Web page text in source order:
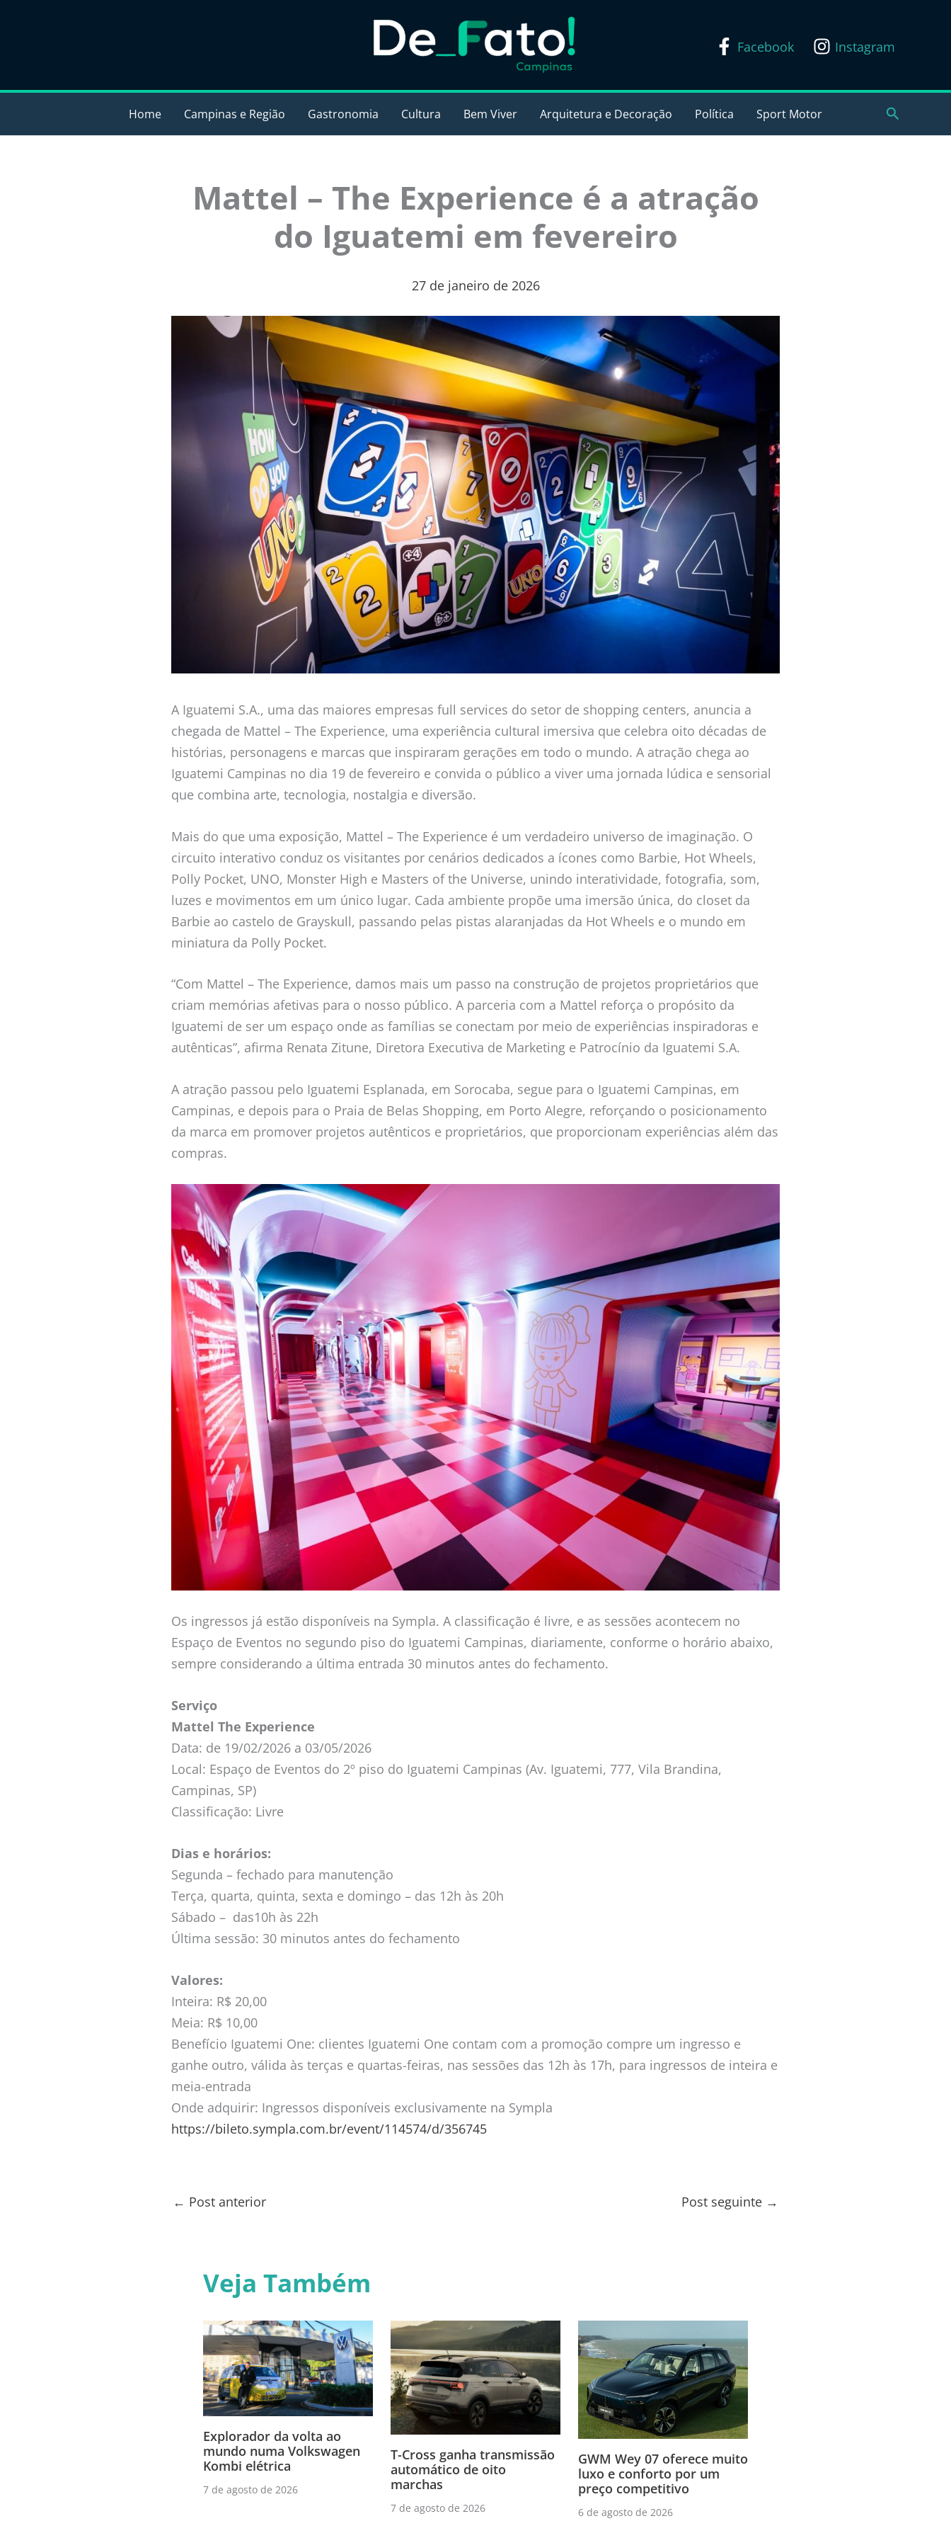
Facebook Instagram
Home Campinas e Região Gastronomia Cultura Bem Viver Arquitetura e Decoração Política Sport Motor Pesquisar
Mattel – The Experience é a atração
do Iguatemi em fevereiro
27 de janeiro de 2026
A Iguatemi S.A., uma das maiores empresas full services do setor de shopping centers, anuncia a
chegada de Mattel – The Experience, uma experiência cultural imersiva que celebra oito décadas de
histórias, personagens e marcas que inspiraram gerações em todo o mundo. A atração chega ao
Iguatemi Campinas no dia 19 de fevereiro e convida o público a viver uma jornada lúdica e sensorial
que combina arte, tecnologia, nostalgia e diversão.
Mais do que uma exposição, Mattel – The Experience é um verdadeiro universo de imaginação. O
circuito interativo conduz os visitantes por cenários dedicados a ícones como Barbie, Hot Wheels,
Polly Pocket, UNO, Monster High e Masters of the Universe, unindo interatividade, fotografia, som,
luzes e movimentos em um único lugar. Cada ambiente propõe uma imersão única, do closet da
Barbie ao castelo de Grayskull, passando pelas pistas alaranjadas da Hot Wheels e o mundo em
miniatura da Polly Pocket.
“Com Mattel – The Experience, damos mais um passo na construção de projetos proprietários que
criam memórias afetivas para o nosso público. A parceria com a Mattel reforça o propósito da
Iguatemi de ser um espaço onde as famílias se conectam por meio de experiências inspiradoras e
autênticas”, afirma Renata Zitune, Diretora Executiva de Marketing e Patrocínio da Iguatemi S.A.
A atração passou pelo Iguatemi Esplanada, em Sorocaba, segue para o Iguatemi Campinas, em
Campinas, e depois para o Praia de Belas Shopping, em Porto Alegre, reforçando o posicionamento
da marca em promover projetos autênticos e proprietários, que proporcionam experiências além das
compras.
Os ingressos já estão disponíveis na Sympla. A classificação é livre, e as sessões acontecem no
Espaço de Eventos no segundo piso do Iguatemi Campinas, diariamente, conforme o horário abaixo,
sempre considerando a última entrada 30 minutos antes do fechamento.
Serviço
Mattel The Experience
Data: de 19/02/2026 a 03/05/2026
Local: Espaço de Eventos do 2º piso do Iguatemi Campinas (Av. Iguatemi, 777, Vila Brandina,
Campinas, SP)
Classificação: Livre
Dias e horários:
Segunda – fechado para manutenção
Terça, quarta, quinta, sexta e domingo – das 12h às 20h
Sábado – das10h às 22h
Última sessão: 30 minutos antes do fechamento
Valores:
Inteira: R$ 20,00
Meia: R$ 10,00
Benefício Iguatemi One: clientes Iguatemi One contam com a promoção compre um ingresso e
ganhe outro, válida às terças e quartas-feiras, nas sessões das 12h às 17h, para ingressos de inteira e
meia-entrada
Onde adquirir: Ingressos disponíveis exclusivamente na Sympla
https://bileto.sympla.com.br/event/114574/d/356745
← Post anterior Post seguinte →
Veja Também
Explorador da volta ao
mundo numa Volkswagen
Kombi elétrica
7 de agosto de 2026
T-Cross ganha transmissão
automático de oito
marchas
7 de agosto de 2026
GWM Wey 07 oferece muito
luxo e conforto por um
preço competitivo
6 de agosto de 2026